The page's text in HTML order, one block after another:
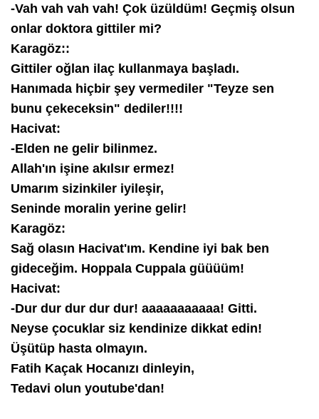
-Vah vah vah vah! Çok üzüldüm! Geçmiş olsun
onlar doktora gittiler mi?
Karagöz::
Gittiler oğlan ilaç kullanmaya başladı.
Hanımada hiçbir şey vermediler "Teyze sen
bunu çekeceksin" dediler!!!!
Hacivat:
-Elden ne gelir bilinmez.
Allah'ın işine akılsır ermez!
Umarım sizinkiler iyileşir,
Seninde moralin yerine gelir!
Karagöz:
Sağ olasın Hacivat'ım. Kendine iyi bak ben
gideceğim. Hoppala Cuppala güüüüm!
Hacivat:
-Dur dur dur dur dur! aaaaaaaaaaa! Gitti.
Neyse çocuklar siz kendinize dikkat edin!
Üşütüp hasta olmayın.
Fatih Kaçak Hocanızı dinleyin,
Tedavi olun youtube'dan!